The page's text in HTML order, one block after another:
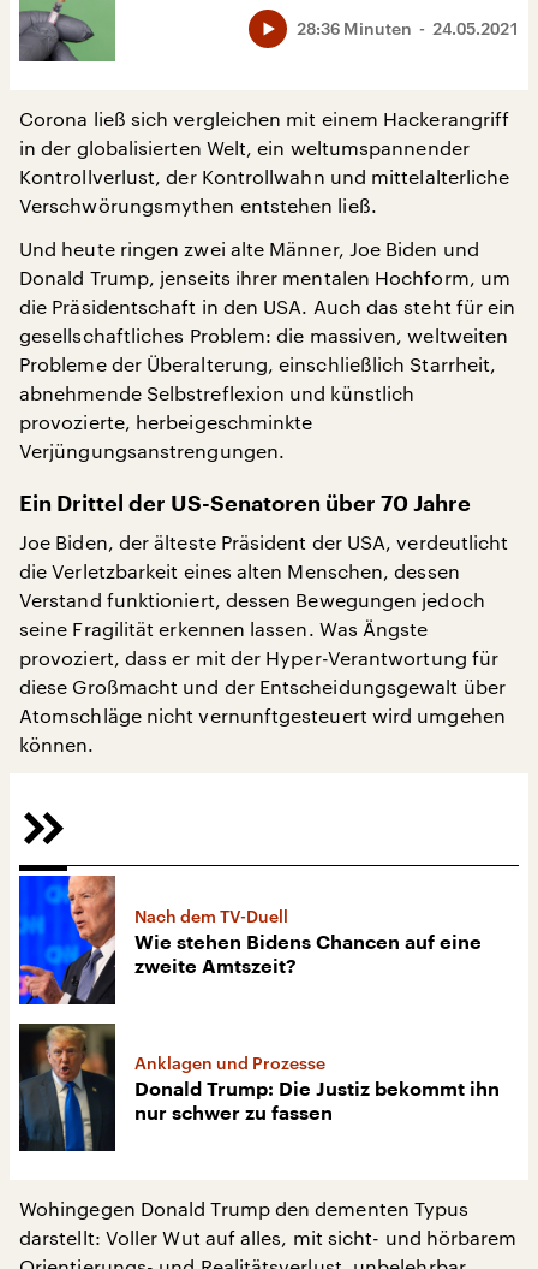
24.05.2021
28:36 Minuten
Corona ließ sich vergleichen mit einem Hackerangriff
in der globalisierten Welt, ein weltumspannender
Kontrollverlust, der Kontrollwahn und mittelalterliche
Verschwörungsmythen entstehen ließ.
Und heute ringen zwei alte Männer, Joe Biden und
Donald Trump, jenseits ihrer mentalen Hochform, um
die Präsidentschaft in den USA. Auch das steht für ein
gesellschaftliches Problem: die massiven, weltweiten
Probleme der Überalterung, einschließlich Starrheit,
abnehmende Selbstreflexion und künstlich
provozierte, herbeigeschminkte
Verjüngungsanstrengungen.
Ein Drittel der US-Senatoren über 70 Jahre
Joe Biden, der älteste Präsident der USA, verdeutlicht
die Verletzbarkeit eines alten Menschen, dessen
Verstand funktioniert, dessen Bewegungen jedoch
seine Fragilität erkennen lassen. Was Ängste
provoziert, dass er mit der Hyper-Verantwortung für
diese Großmacht und der Entscheidungsgewalt über
Atomschläge nicht vernunftgesteuert wird umgehen
können.
Nach dem TV-Duell
Wie stehen Bidens Chancen auf eine
zweite Amtszeit?
Anklagen und Prozesse
Donald Trump: Die Justiz bekommt ihn
nur schwer zu fassen
Wohingegen Donald Trump den dementen Typus
darstellt: Voller Wut auf alles, mit sicht- und hörbarem